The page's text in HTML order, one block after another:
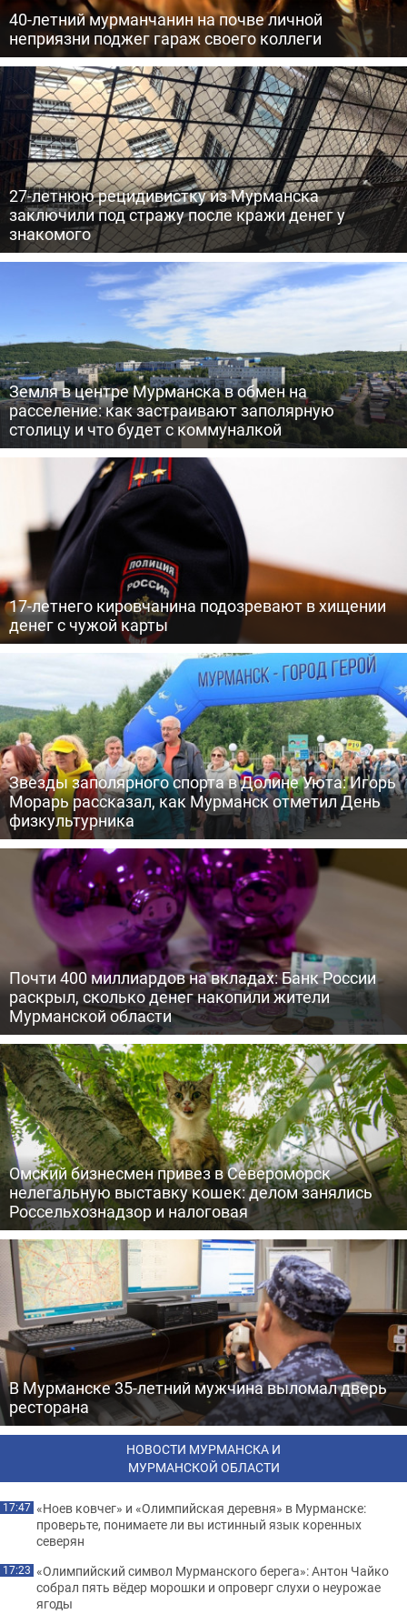
40-летний мурманчанин на почве личной
неприязни поджег гараж своего коллеги
27-летнюю рецидивистку из Мурманска
заключили под стражу после кражи денег у
знакомого
Земля в центре Мурманска в обмен на
расселение: как застраивают заполярную
столицу и что будет с коммуналкой
17-летнего кировчанина подозревают в хищении
денег с чужой карты
Звезды заполярного спорта в Долине Уюта: Игорь
Морарь рассказал, как Мурманск отметил День
физкультурника
Почти 400 миллиардов на вкладах: Банк России
раскрыл, сколько денег накопили жители
Мурманской области
Омский бизнесмен привез в Североморск
нелегальную выставку кошек: делом занялись
Россельхознадзор и налоговая
В Мурманске 35-летний мужчина выломал дверь
ресторана
НОВОСТИ МУРМАНСКА И
МУРМАНСКОЙ ОБЛАСТИ
17:47 «Ноев ковчег» и «Олимпийская деревня» в Мурманске:
проверьте, понимаете ли вы истинный язык коренных
северян
17:23 «Олимпийский символ Мурманского берега»: Антон Чайко
собрал пять вёдер морошки и опроверг слухи о неурожае
ягоды